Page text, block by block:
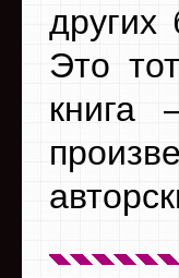
Это
книга